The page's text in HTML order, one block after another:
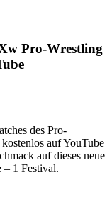
Pro-Wrestling
des Pro-
auf YouTube
auf dieses neue
– 1 Festival.